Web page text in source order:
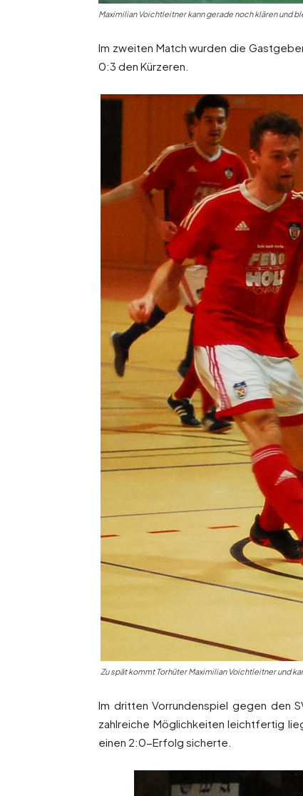
Maximilian Voichtleitner kann gerade noch klären und
Im zweiten Match wurden die
0:3 den Kürzeren.
Zu spät kommt Torhüter Maximilian Voichtleitner und
Im dritten Vorrundenspiel gegen den
zahlreiche Möglichkeiten leichtfertig
einen 2:0-Erfolg sicherte.